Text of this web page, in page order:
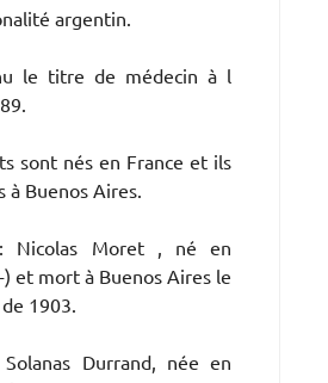
argentin.
le titre de médecin à l
sont nés en France et ils
à Buenos Aires.
Nicolas Moret , né en
) et mort à Buenos Aires le
1903.
Durrand, née en